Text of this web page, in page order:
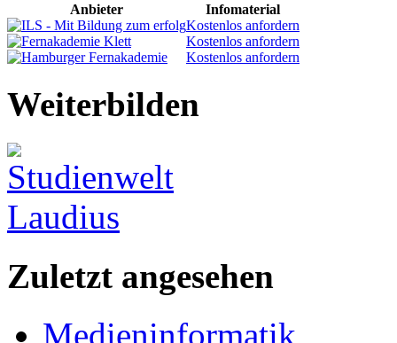
Anbieter
Infomaterial
Kostenlos anfordern
Kostenlos anfordern
Kostenlos anfordern
Weiterbilden
Zuletzt angesehen
Medieninformatik